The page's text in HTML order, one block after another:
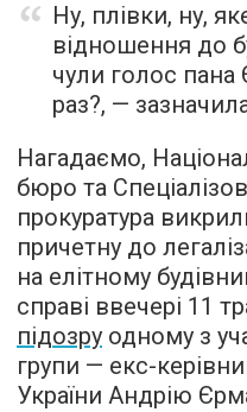
Ну, плівки, ну,
відношення до
чули голос пана
раз?, —
Нагадаємо,
бюро та
прокуратура
причетну до
на елітному
справі ввечері 11
підозру одному з
групи — екс-
України Андрію